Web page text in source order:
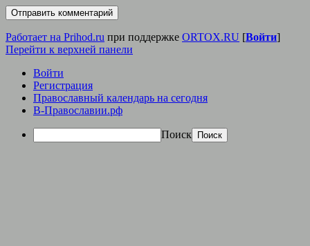
Работает на Prihod.ru при поддержке ORTOX.RU [Войти]
Перейти к верхней панели
Войти
Регистрация
Православный календарь на сегодня
В-Православии.рф
Поиск